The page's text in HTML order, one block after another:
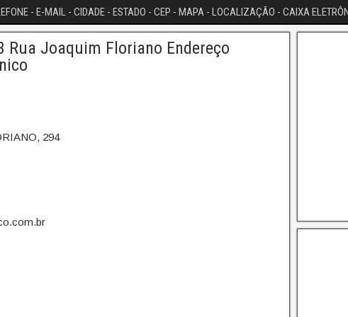
- E-MAIL - CIDADE - ESTADO - CEP - MAPA - LOCALIZAÇÃO - CAIXA
Rua Joaquim Floriano Endereço
294